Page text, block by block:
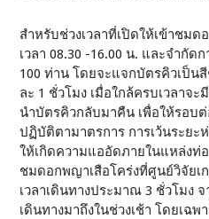
สำหรับช่วงเวลาที่เปิดให้เข้าชมด
เวลา 08.30 -16.00 น. และจำกัด
100 ท่าน โดยจะแจกบัตรคิวเป็น
ละ 1 ชั่วโมง เมื่อใกล้ครบเวลาจ
นำบัตรคิวกลับมาคืน เพื่อให้รอบ
ปฏิบัติตามาตรการ การเว้นระยะ
ให้เกิดความแออัดภายในแหล่งท่
ชมดอกพญาเสือโคร่งที่ศูนย์วิจัยเ
เวลาเดินทางประมาณ 3 ชั่วโมง
เดินทางมาถึงในช่วงเช้า โดยเฉพ